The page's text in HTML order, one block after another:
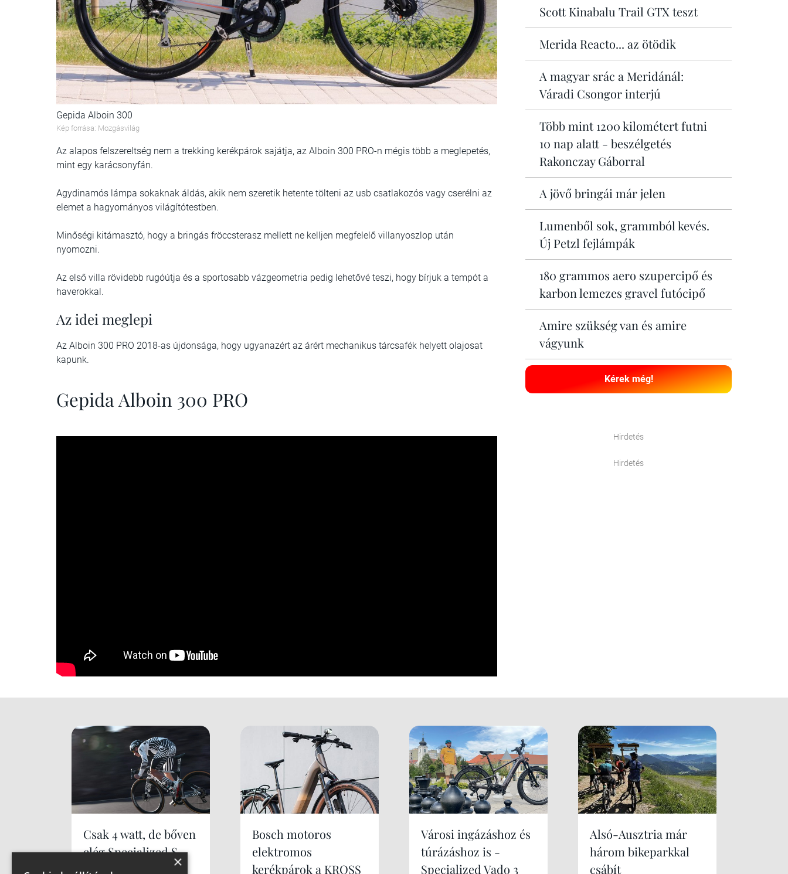
Gepida Alboin 300
Kép forrása: Mozgásvilág
Az alapos felszereltség nem a trekking kerékpárok sajátja, az Alboin 300 PRO-n mégis több a meglepetés,
mint egy karácsonyfán.
Agydinamós lámpa sokaknak áldás, akik nem szeretik hetente tölteni az usb csatlakozós vagy cserélni az
elemet a hagyományos világítótestben.
Minőségi kitámasztó, hogy a bringás fröccsterasz mellett ne kelljen megfelelő villanyoszlop után
nyomozni.
Az első villa rövidebb rugóútja és a sportosabb vázgeometria pedig lehetővé teszi, hogy bírjuk a tempót a
haverokkal.
Az idei meglepi
Az Alboin 300 PRO 2018-as újdonsága, hogy ugyanazért az árért mechanikus tárcsafék helyett olajosat
kapunk.
Gepida Alboin 300 PRO
Scott Kinabalu Trail GTX teszt
Merida Reacto... az ötödik
A magyar srác a Meridánál:
Váradi Csongor interjú
Több mint 1200 kilométert futni
10 nap alatt - beszélgetés
Rakonczay Gáborral
A jövő bringái már jelen
Lumenből sok, grammból kevés.
Új Petzl fejlámpák
180 grammos aero szupercipő és
karbon lemezes gravel futócipő
Amire szükség van és amire
vágyunk
Kérek még!
Hirdetés
Hirdetés
Csak 4 watt, de bőven
elég Specialized S-
Works Tarmac SL9
Bosch motoros
elektromos
kerékpárok a KROSS
Városi ingázáshoz és
túrázáshoz is -
Specialized Vado 3
Alsó-Ausztria már
három bikeparkkal
csábít
×